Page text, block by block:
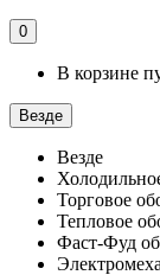
0
В корзине
Везде
Везде
Торговое
Тепловое
Фаст-Фуд